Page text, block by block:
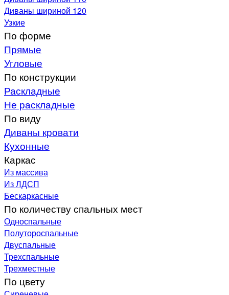
Диваны шириной 120
Узкие
По форме
Прямые
Угловые
По конструкции
Раскладные
Не раскладные
По виду
Диваны кровати
Кухонные
Каркас
Из массива
Из ЛДСП
Бескаркасные
По количеству спальных мест
Односпальные
Полутороспальные
Двуспальные
Трехспальные
Трехместные
По цвету